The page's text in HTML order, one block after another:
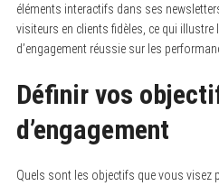
éléments interactifs dans ses
visiteurs en clients fidèles, ce qui illustre
d’engagement réussie sur les
Définir vos
d’engagement
Quels sont les objectifs que vous visez